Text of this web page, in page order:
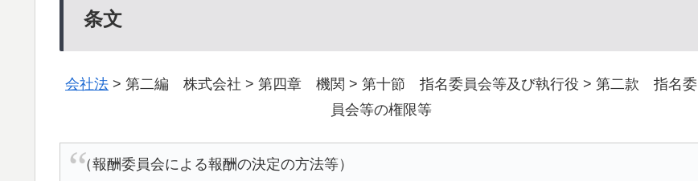
条文
会社法 > 第二編 株式会社 > 第四章 機関 > 第十節 指名委員会等及び執行役 > 第二款 指名委
員会等の権限等
（報酬委員会による報酬の決定の方法等）